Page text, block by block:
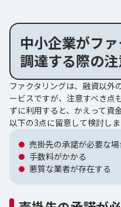
中小企業がフ
調達する際の
ファクタリングは、融資以外
ービスですが、注意すべき点
ずに利用すると、かえって資
以下の3点に留意して検討しま
売掛先の承諾が必要な場
手数料がかかる
悪質な業者が存在する